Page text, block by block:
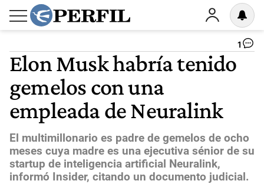
1
Elon Musk habría tenido
gemelos con una
empleada de Neuralink
El multimillonario es padre de gemelos de ocho
meses cuya madre es una ejecutiva sénior de su
startup de inteligencia artificial Neuralink,
informó Insider, citando un documento judicial.